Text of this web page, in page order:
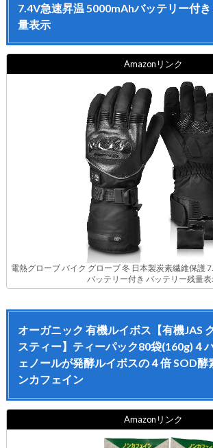
7.4V急速昇温 5000mAhバッテリー付
量表示
Amazonリンク
電熱グローブ バイク グローブ 冬 日本製炭素繊維保護
バッテリー付き バッテリー残量
オーガニック 有機ルイボス【有機JAS
スティー】ティーパック80袋(160g)４
ェノールが発酵ルイボスの４倍 SOD酵
ンカフェイン
Amazonリンク